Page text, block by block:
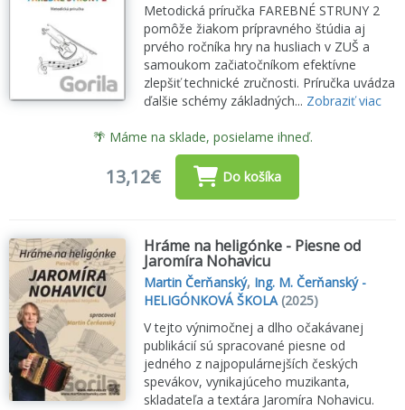
Metodická príručka FAREBNÉ STRUNY 2
pomôže žiakom prípravného štúdia aj
prvého ročníka hry na husliach v ZUŠ a
samoukom začiatočníkom efektívne
zlepšiť technické zručnosti. Príručka uvádza
ďalšie schémy základných... Zobraziť viac
🌴 Máme na sklade, posielame ihneď.
13,12€ Do košíka
Hráme na heligónke - Piesne od
Jaromíra Nohavicu
Martin Čerňanský, Ing. M. Čerňanský -
HELIGÓNKOVÁ ŠKOLA (2025)
V tejto výnimočnej a dlho očakávanej
publikácií sú spracované piesne od
jedného z najpopulárnejších českých
spevákov, vynikajúceho muzikanta,
skladateľa a textára Jaromíra Nohavicu.